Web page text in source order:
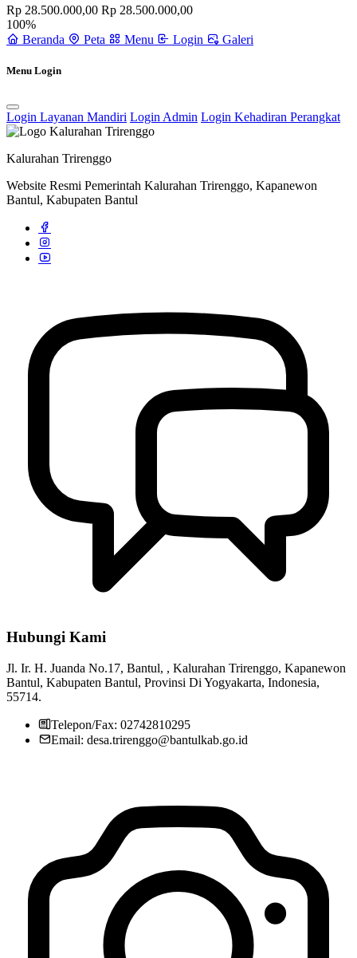
Pemerintah Kalurahan Trirenggo
Gotong Royong Persiapan Pelaksanaan Pembangunan Drainase
Tertutup di Dusun Karangmojo RT 03
04 November 2019
Rp 28.500.000,00 Rp 28.500.000,00
100%
Beranda
Peta Menu Login Galeri
Menu Login
Login Layanan Mandiri Login Admin Login Kehadiran Perangkat
Kalurahan Trirenggo
Website Resmi Pemerintah Kalurahan Trirenggo, Kapanewon
Bantul, Kabupaten Bantul
Hubungi Kami
Jl. Ir. H. Juanda No.17, Bantul, , Kalurahan Trirenggo, Kapanewon
Bantul, Kabupaten Bantul, Provinsi Di Yogyakarta, Indonesia,
55714.
Telepon/Fax: 02742810295
Email: desa.trirenggo@bantulkab.go.id